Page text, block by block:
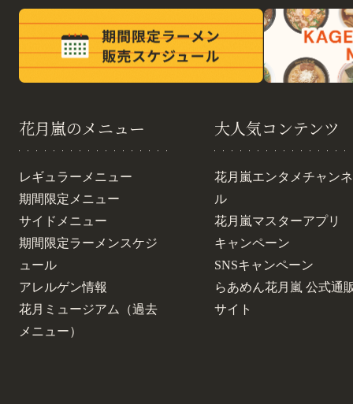
花月嵐のメニュー
レギュラーメニュー
期間限定メニュー
サイドメニュー
期間限定ラーメンスケジ
ュール
アレルゲン情報
花月ミュージアム（過去
メニュー）
大人気コンテンツ
花月嵐エンタメチャンネ
ル
花月嵐マスターアプリ
キャンペーン
SNSキャンペーン
らあめん花月嵐 公式通
サイト